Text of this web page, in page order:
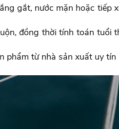
gắt, nước mặn hoặc tiếp
đồng thời tính toán tuổi
phẩm từ nhà sản xuất uy